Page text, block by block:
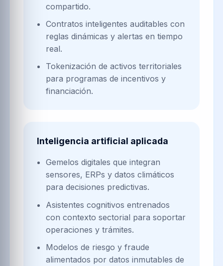
compartido.
Contratos inteligentes auditables con
reglas dinámicas y alertas en tiempo
real.
Tokenización de activos territoriales
para programas de incentivos y
financiación.
Inteligencia artificial aplicada
Gemelos digitales que integran
sensores, ERPs y datos climáticos
para decisiones predictivas.
Asistentes cognitivos entrenados
con contexto sectorial para soportar
operaciones y trámites.
Modelos de riesgo y fraude
alimentados por datos inmutables de